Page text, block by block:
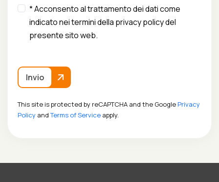
* Acconsento al trattamento dei dati come
indicato nei termini della privacy policy del
presente sito web.
Invio
This site is protected by reCAPTCHA and the Google Privacy
Policy andTerms of Service apply.